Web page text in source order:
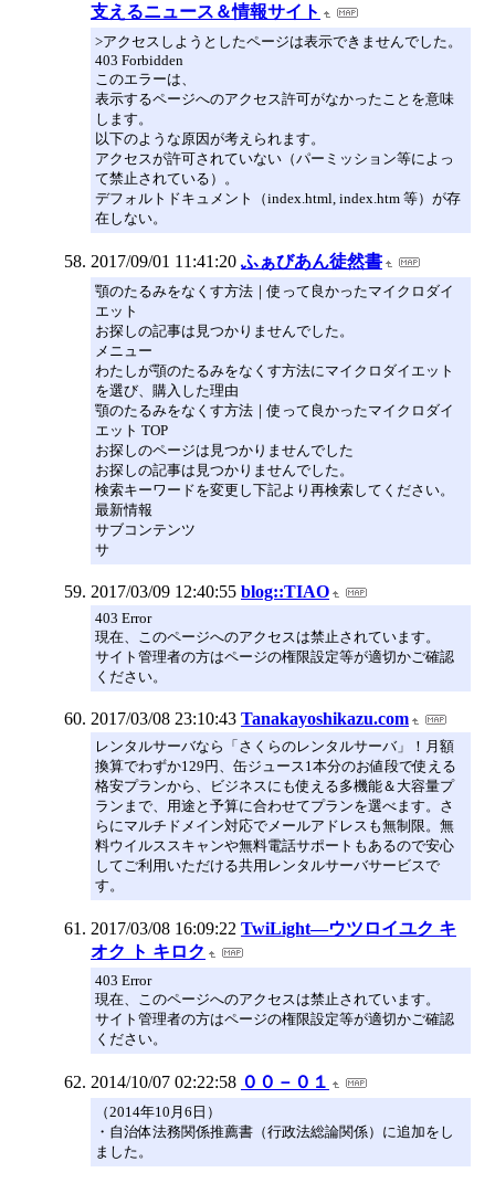
支えるニュース＆情報サイト
>アクセスしようとしたページは表示できませんでした。
403 Forbidden
このエラーは、
表示するページへのアクセス許可がなかったことを意味
します。
以下のような原因が考えられます。
アクセスが許可されていない（パーミッション等によっ
て禁止されている）。
デフォルトドキュメント（index.html, index.htm 等）が存
在しない。
2017/09/01 11:41:20 ふぁびあん徒然書
顎のたるみをなくす方法｜使って良かったマイクロダイ
エット
お探しの記事は見つかりませんでした。
メニュー
わたしが顎のたるみをなくす方法にマイクロダイエット
を選び、購入した理由
顎のたるみをなくす方法｜使って良かったマイクロダイ
エット TOP
お探しのページは見つかりませんでした
お探しの記事は見つかりませんでした。
検索キーワードを変更し下記より再検索してください。
最新情報
サブコンテンツ
サ
2017/03/09 12:40:55 blog::TIAO
403 Error
現在、このページへのアクセスは禁止されています。
サイト管理者の方はページの権限設定等が適切かご確認
ください。
2017/03/08 23:10:43 Tanakayoshikazu.com
レンタルサーバなら「さくらのレンタルサーバ」！月額
換算でわずか129円、缶ジュース1本分のお値段で使える
格安プランから、ビジネスにも使える多機能＆大容量プ
ランまで、用途と予算に合わせてプランを選べます。さ
らにマルチドメイン対応でメールアドレスも無制限。無
料ウイルススキャンや無料電話サポートもあるので安心
してご利用いただける共用レンタルサーバサービスで
す。
2017/03/08 16:09:22 TwiLight―ウツロイユク キ
オク ト キロク
403 Error
現在、このページへのアクセスは禁止されています。
サイト管理者の方はページの権限設定等が適切かご確認
ください。
2014/10/07 02:22:58 ００－０１
（2014年10月6日）
・自治体法務関係推薦書（行政法総論関係）に追加をし
ました。